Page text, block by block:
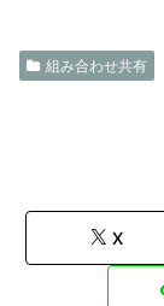
組み合わせ共有
X